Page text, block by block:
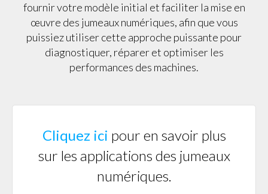
fournir votre modèle initial et faciliter la mise en
œuvre des jumeaux numériques, afin que vous
puissiez utiliser cette approche puissante pour
diagnostiquer, réparer et optimiser les
performances des machines.
Cliquez ici pour en savoir plus
sur les applications des jumeaux
numériques.